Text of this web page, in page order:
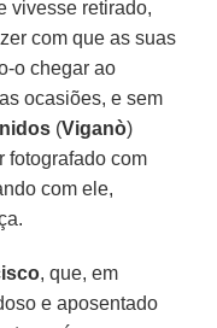
vivesse retirado,
com que as suas
o chegar ao
ocasiões, e sem
(Viganò)
fotografado com
com ele,
, que, em
e aposentado